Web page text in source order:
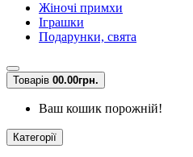
Жіночі примхи
Іграшки
Подарунки, свята
Товарів 00.00грн.
Ваш кошик порожній!
Категорії